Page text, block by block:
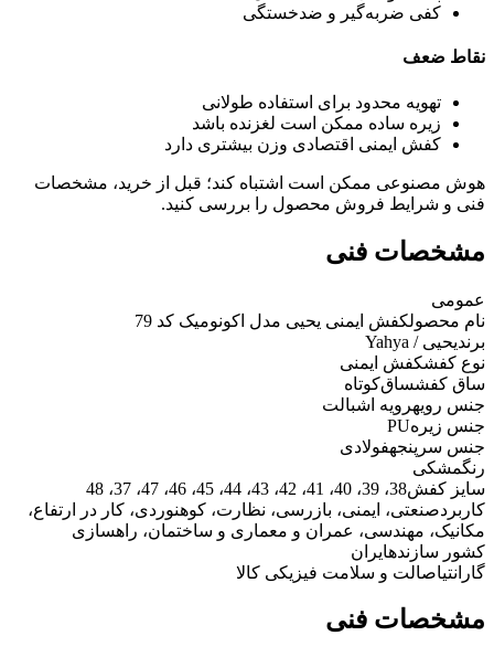
کفی ضربه‌گیر و ضدخستگی
نقاط ضعف
تهویه محدود برای استفاده طولانی
زیره ساده ممکن است لغزنده باشد
کفش ایمنی اقتصادی وزن بیشتری دارد
هوش مصنوعی ممکن است اشتباه کند؛ قبل از خرید، مشخصات
فنی و شرایط فروش محصول را بررسی کنید.
مشخصات فنی
عمومی
نام محصولکفش ایمنی یحیی مدل اکونومیک کد 79
برندیحیی / Yahya
نوع کفشکفش ایمنی
ساق کفشساق‌کوتاه
جنس رویهرویه اشبالت
جنس زیرهPU
جنس سرپنجهفولادی
رنگمشکی
سایز کفش38، 39، 40، 41، 42، 43، 44، 45، 46، 47، 37، 48
کاربردصنعتی، ایمنی، بازرسی، نظارت، کوهنوردی، کار در ارتفاع،
مکانیک، مهندسی، عمران و معماری و ساختمان، راهسازی
کشور سازندهایران
گارانتیاصالت و سلامت فیزیکی کالا
مشخصات فنی